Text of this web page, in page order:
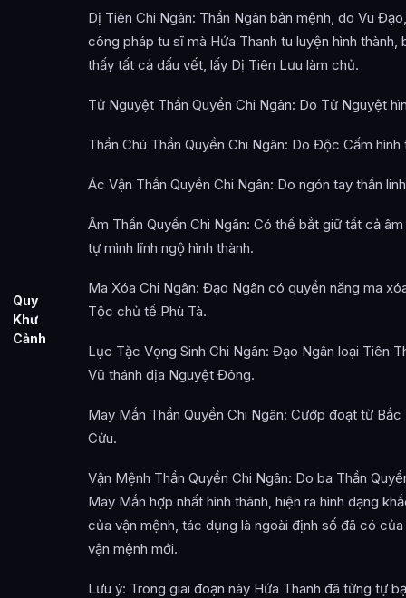
Quy
Khư
Cảnh
Dị Tiên Chi Ngân: Thần Ngân bản mệnh, do Vu
công pháp tu sĩ mà Hứa Thanh tu luyện hình
thấy tất cả dấu vết, lấy Dị Tiên Lưu làm chủ.
Tử Nguyệt Thần Quyền Chi Ngân: Do Tử Nguyệt
Thần Chú Thần Quyền Chi Ngân: Do Độc Cấm hình
Ác Vận Thần Quyền Chi Ngân: Do ngón tay thần
Âm Thần Quyền Chi Ngân: Có thể bắt giữ tất cả
tự mình lĩnh ngộ hình thành.
Ma Xóa Chi Ngân: Đạo Ngân có quyền năng ma
Tộc chủ tể Phù Tà.
Lục Tặc Vọng Sinh Chi Ngân: Đạo Ngân loại Tiên
Vũ thánh địa Nguyệt Đông.
May Mắn Thần Quyền Chi Ngân: Cướp đoạt từ
Cửu.
Vận Mệnh Thần Quyền Chi Ngân: Do ba Thần
May Mắn hợp nhất hình thành, hiện ra hình dạng
của vận mệnh, tác dụng là ngoài định số đã có
vận mệnh mới.
Lưu ý: Trong giai đoạn này Hứa Thanh đã từng tự